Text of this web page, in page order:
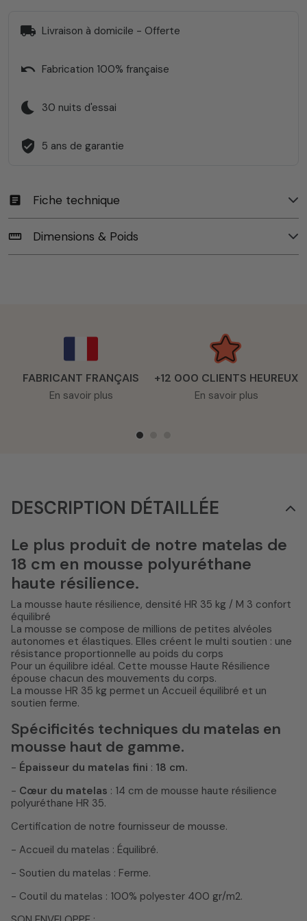
local_shipping Livraison à domicile - Offerte
undo Fabrication 100% française
bedtime 30 nuits d'essai
verified_user 5 ans de garantie
article Fiche technique
straighten Dimensions & Poids
FABRICANT FRANÇAIS
En savoir plus
+12 000 CLIENTS HEUREUX
En savoir plus
DESCRIPTION DÉTAILLÉE
Le plus produit de notre matelas de
18 cm en mousse polyuréthane
haute résilience.
La mousse haute résilience, densité HR 35 kg / M 3 confort
équilibré
La mousse se compose de millions de petites alvéoles
autonomes et élastiques. Elles créent le multi soutien : une
résistance proportionnelle au poids du corps
Pour un équilibre idéal. Cette mousse Haute Résilience
épouse chacun des mouvements du corps.
La mousse HR 35 kg permet un Accueil équilibré et un
soutien ferme.
Spécificités techniques du matelas en
mousse haut de gamme.
- Épaisseur du matelas fini : 18 cm.
- Cœur du matelas : 14 cm de mousse haute résilience
polyuréthane HR 35.
Certification de notre fournisseur de mousse.
- Accueil du matelas : Équilibré.
- Soutien du matelas : Ferme.
- Coutil du matelas : 100% polyester 400 gr/m2.